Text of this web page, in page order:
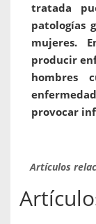
tratada
patologías
mujeres.
producir
hombres
provocar
Artículos